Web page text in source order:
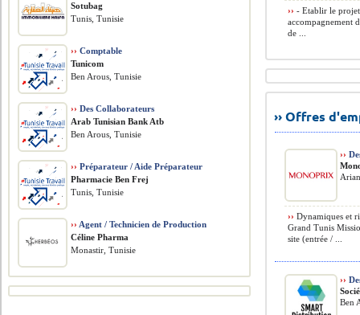
›› - Etablir le
accompagnement
de ...
›› Offres
››
›› Dynamiques et
Grand Tunis
site (entrée / ...
››
Ben
Sotubag
Tunis, Tunisie
›› Comptable
Tunicom
Ben Arous, Tunisie
›› Des Collaborateurs
Arab Tunisian Bank Atb
Ben Arous, Tunisie
›› Préparateur / Aide Préparateur
Pharmacie Ben Frej
Tunis, Tunisie
›› Agent / Technicien de Production
Céline Pharma
Monastir, Tunisie